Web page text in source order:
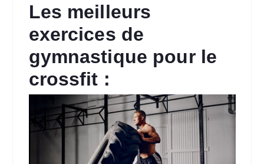
Les meilleurs
exercices de
gymnastique pour le
crossfit :